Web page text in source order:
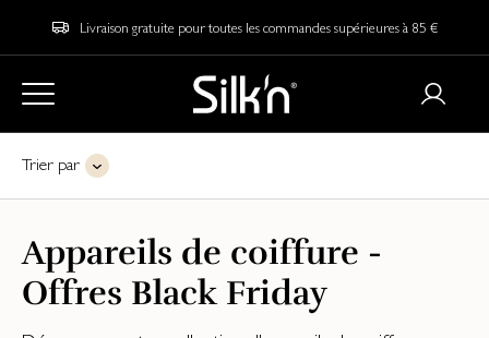
Livraison gratuite pour toutes les commandes supérieures à 85 €
Trier par
Appareils de coiffure -
Offres Black Friday